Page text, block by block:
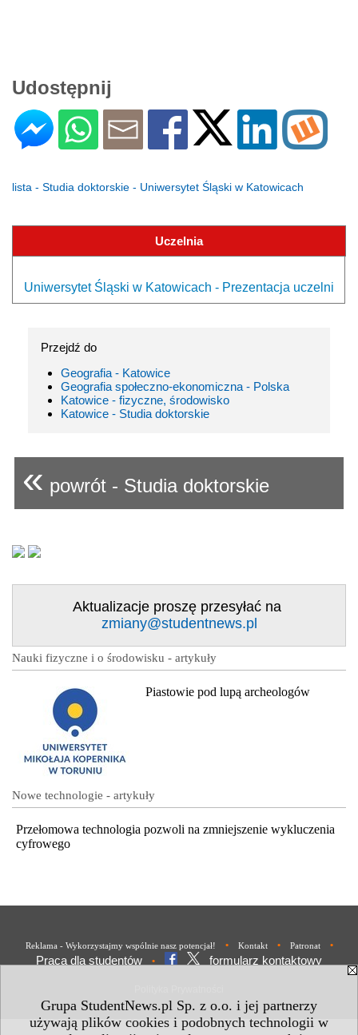
Grupa StudentNews.pl Sp. z o.o. i jej partnerzy
używają plików cookies i podobnych technologii w
Udostępnij
lista - Studia doktorskie - Uniwersytet Śląski w Katowicach
Uczelnia
Uniwersytet Śląski w Katowicach - Prezentacja uczelni
Przejdź do
Geografia - Katowice
Geografia społeczno-ekonomiczna - Polska
Katowice - fizyczne, środowisko
Katowice - Studia doktorskie
« powrót - Studia doktorskie
Aktualizacje proszę przesyłać na
zmiany@studentnews.pl
Nauki fizyczne i o środowisku - artykuły
Piastowie pod lupą archeologów
Nowe technologie - artykuły
Przełomowa technologia pozwoli na zmniejszenie wykluczenia
cyfrowego
Reklama - Wykorzystajmy wspólnie nasz potencjał! • Kontakt • Patronat •
Praca dla studentów • formularz kontaktowy